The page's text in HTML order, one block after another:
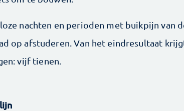
nachten en perioden met buikpijn van
op afstuderen. Van het eindresultaat
vijf tienen.